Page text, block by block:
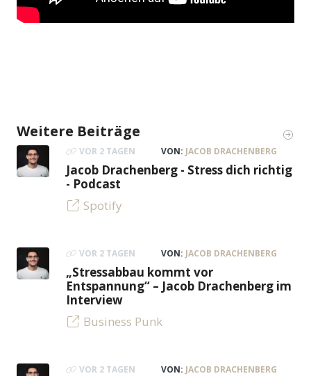
Weitere Beiträge
VOR 2 TAGEN VON: JACOB DRACHENBERG
Jacob Drachenberg - Stress dich richtig
- Podcast
Spotify
VOR 2 TAGEN VON: JACOB DRACHENBERG
„Stressabbau kommt vor
Entspannung“ – Jacob Drachenberg im
Interview
Business Punk
VOR 2 TAGEN VON: JACOB DRACHENBERG